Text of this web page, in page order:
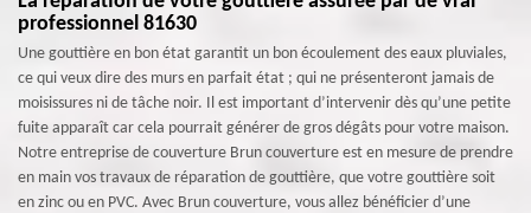
professionnel 81630
Une gouttière en bon état garantit un bon écoulement des eaux pluviales,
ce qui veux dire des murs en parfait état ; qui ne présenteront jamais de
moisissures ni de tâche noir. Il est important d’intervenir dès qu’une petite
fuite apparaît car cela pourrait générer de gros dégâts pour votre maison.
Notre entreprise de couverture Brun couverture est en mesure de prendre
en main vos travaux de réparation de gouttière, que votre gouttière soit
en zinc ou en PVC. Avec Brun couverture, vous allez bénéficier d’une